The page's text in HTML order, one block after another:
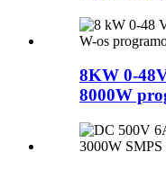
8KW 0-
8000W